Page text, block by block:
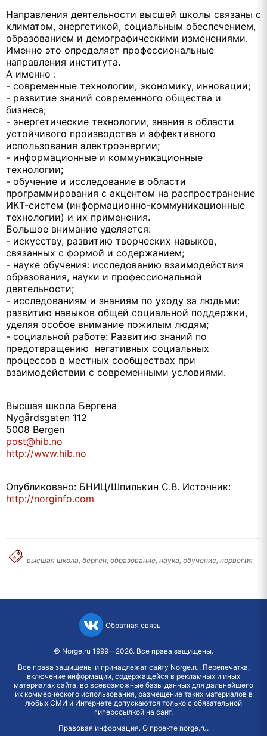
Направления деятельности высшей школы связаны с
климатом, энергетикой, социальным обеспечением,
образованием и демографическими изменениями.
Именно это определяет профессиональные
направления института.
А именно :
- современные технологии, экономику, инновации;
- развитие знаний современного общества и
бизнеса;
- энергетические технологии, знания в области
устойчивого производства и эффективного
использования электроэнергии;
- информационные и коммуникационные
технологии;
- обучение и исследование в области
программирования с акцентом на распространение
ИКТ-систем (информационно-коммуникационные
технологии) и их применения.
Большое внимание уделяется:
- искусству, развитию творческих навыков,
связанных с формой и содержанием;
- науке обучения: исследованию взаимодействия
образования, науки и профессиональной
деятельности;
- исследованиям и знаниям по уходу за людьми:
развитию навыков общей социальной поддержки,
уделяя особое внимание пожилым людям;
- социальной работе: Развитию знаний по
предотвращению негативных социальных
процессов в местных сообществах при
взаимодействии с современными условиями.
Высшая школа Бергена
Nygårdsgaten 112
5008 Bergen
post@hib.no
http://www.hib.no
Опубликовано: БНИЦ/Шпилькин С.В. Источник:
http://norginfo.com
высшая школа, берген, образование, наука, обучение, норвегия
Обратная связь
© Norge.ru 1999—2026. Все права защищены.
Все права защищены и принадлежат сайту Norge.ru. Перепечатка,
включение информации, содержащейся в рекламных и иных
материалах сайта, во всевозможные базы данных для дальнейшего
их коммерческого использования, размещение таких материалов в
любых СМИ и Интернете допускаются только с обязательной
гиперссылкой на сайт.
Правовая информация. О проекте norge.ru.